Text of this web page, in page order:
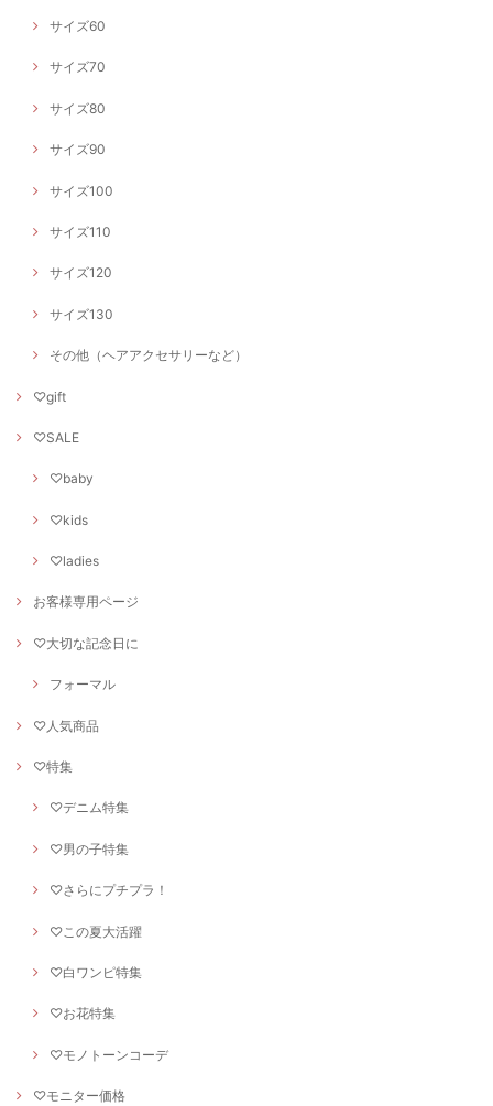
サイズ60
サイズ70
サイズ80
サイズ90
サイズ100
サイズ110
サイズ120
サイズ130
その他（ヘアアクセサリーなど）
♡gift
♡SALE
♡baby
♡kids
♡ladies
お客様専用ページ
♡大切な記念日に
フォーマル
♡人気商品
♡特集
♡デニム特集
♡男の子特集
♡さらにプチプラ！
♡この夏大活躍
♡白ワンピ特集
♡お花特集
♡モノトーンコーデ
♡モニター価格